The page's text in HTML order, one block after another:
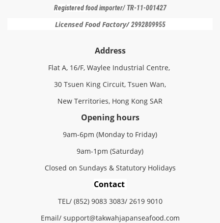
Registered food importer/ TR-11-001427
Licensed Food Factory/2992809955
Address
Flat A, 16/F, Waylee Industrial Centre,
30 Tsuen King Circuit, Tsuen Wan,
New Territories, Hong Kong SAR
Opening hours
9am-6pm (Monday to Friday)
9am-1pm (Saturday)
Closed on Sundays & Statutory Holidays
Contact
TEL/ (852) 9083 3083/ 2619 9010
Email/ support@takwahjapanseafood.com